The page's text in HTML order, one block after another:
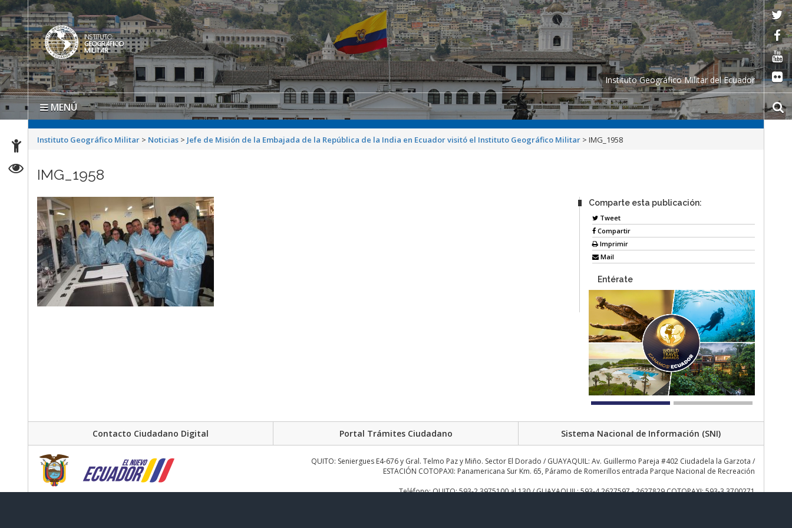
Instituto Geográfico Militar del Ecuador
MENÚ
Instituto Geográfico Militar > Noticias > Jefe de Misión de la Embajada de la República de la India en Ecuador visitó el Instituto Geográfico Militar >IMG_1958
IMG_1958
Comparte esta publicación:
Tweet
Compartir
Imprimir
Mail
Entérate
Contacto Ciudadano Digital Portal Trámites Ciudadano Sistema Nacional de Información (SNI)
QUITO: Seniergues E4-676 y Gral. Telmo Paz y Miño. Sector El Dorado / GUAYAQUIL: Av. Guillermo Pareja #402 Ciudadela la Garzota /
ESTACIÓN COTOPAXI: Panamericana Sur Km. 65, Páramo de Romerillos entrada Parque Nacional de Recreación
Teléfono: QUITO: 593-2 3975100 al 130 / GUAYAQUIL: 593-4 2627597 - 2627829 COTOPAXI: 593-3 3700271